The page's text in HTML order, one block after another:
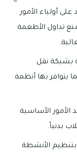
أولياء الأمور
تداول الأطعمة
بشبكة نقل
يتوافر بها أنظمة
الأمور الأساسية
بدنياً.
الأنشطة